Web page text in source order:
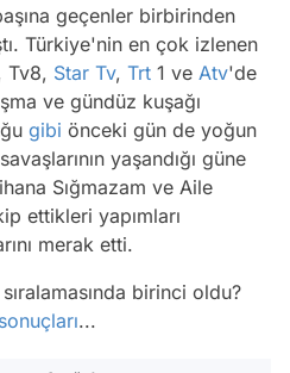
geçenler birbirinden
Türkiye'nin en çok izlenen
Tv8, Star Tv, Trt 1 ve Atv'de
ve gündüz kuşağı
gibi önceki gün de yoğun
yaşandığı güne
Sığmazam ve Aile
ettikleri yapımları
merak etti.
birinci oldu?
...